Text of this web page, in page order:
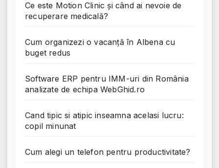
Ce este Motion Clinic și când ai nevoie de
recuperare medicală?
Cum organizezi o vacanță în Albena cu
buget redus
Software ERP pentru IMM-uri din România
analizate de echipa WebGhid.ro
Cand tipic si atipic inseamna acelasi lucru:
copil minunat
Cum alegi un telefon pentru productivitate?